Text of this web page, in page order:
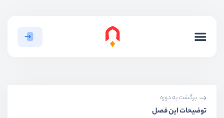
برگشت به دوره
توضیحات این فصل
بخش دوم قالب‌ها